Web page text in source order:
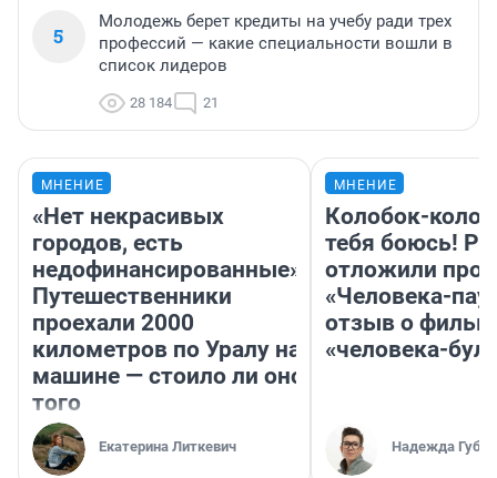
5
Молодежь берет кредиты на учебу ради трех
профессий — какие специальности вошли в
список лидеров
28 184 21
МНЕНИЕ
«Нет некрасивых
городов, есть
недофинансированные».
Путешественники
проехали 2000
километров по Уралу на
машине — стоило ли оно
того
Екатерина Литкевич
МНЕНИЕ
Колобок-
тебя боюсь!
отложили
«Человека-
отзыв о
«человека-
Надежда